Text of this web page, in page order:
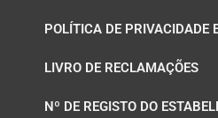
POLÍTICA DE PRIVACIDADE
LIVRO DE RECLAMAÇÕES
Nº DE REGISTO DO